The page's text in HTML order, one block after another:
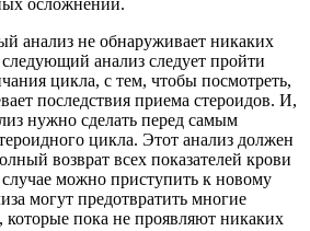
осложнений.
анализ не обнаруживает никаких
анализ следует пройти
цикла, с тем, чтобы посмотреть,
последствия приема стероидов. И,
нужно сделать перед самым
цикла. Этот анализ должен
возврат всех показателей крови
можно приступить к новому
могут предотвратить многие
которые пока не проявляют никаких